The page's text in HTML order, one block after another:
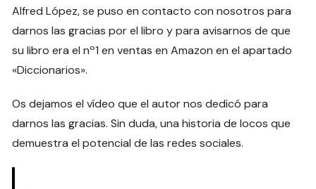
Alfred López, se puso en contacto con nosotros para
darnos las gracias por el libro y para avisarnos de que
su libro era el nº1 en ventas en Amazon en el apartado
«Diccionarios».
Os dejamos el vídeo que el autor nos dedicó para
darnos las gracias. Sin duda, una historia de locos que
demuestra el potencial de las redes sociales.